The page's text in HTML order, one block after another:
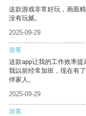
这款游戏非常好玩，画面
没有玩腻。
2025-09-29
游客
这款app让我的工作效率提
我以前经常加班，现在有
伴家人。
2025-09-29
游客